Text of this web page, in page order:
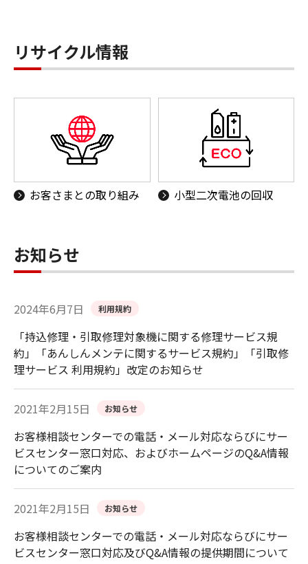
リサイクル情報
お客さまとの取り組み 小型二次電池の回収
お知らせ
2024年6月7日 利用規約
「持込修理・引取修理対象機に関する修理サービス規
約」「あんしんメンテに関するサービス規約」「引取修
理サービス 利用規約」改定のお知らせ
2021年2月15日 お知らせ
お客様相談センターでの電話・メール対応ならびにサー
ビスセンター窓口対応、およびホームページのQ&A情報
についてのご案内
2021年2月15日 お知らせ
お客様相談センターでの電話・メール対応ならびにサー
ビスセンター窓口対応及びQ&A情報の提供期間について